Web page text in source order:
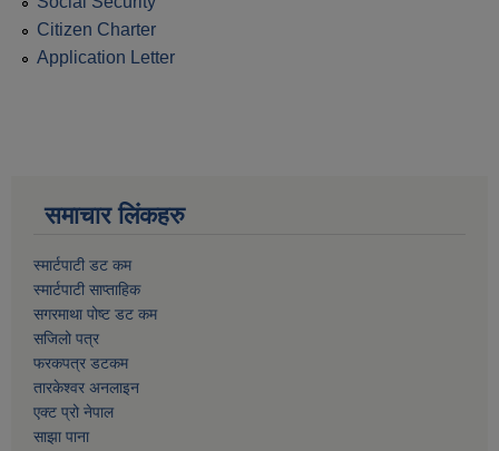
Citizen Charter
Application Letter
समाचार लिंकहरु
स्मार्टपाटी डट कम
स्मार्टपाटी साप्ताहिक
सगरमाथा पोष्ट डट कम
सजिलो पत्र
फरकपत्र डटकम
तारकेश्वर अनलाइन
एक्ट प्रो नेपाल
साझा पाना